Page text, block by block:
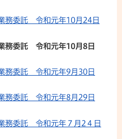
務委託 令和元年10月24日
務委託 令和元年10月8日
務委託 令和元年9月30日
務委託 令和元年8月29日
務委託 令和元年７月2４日